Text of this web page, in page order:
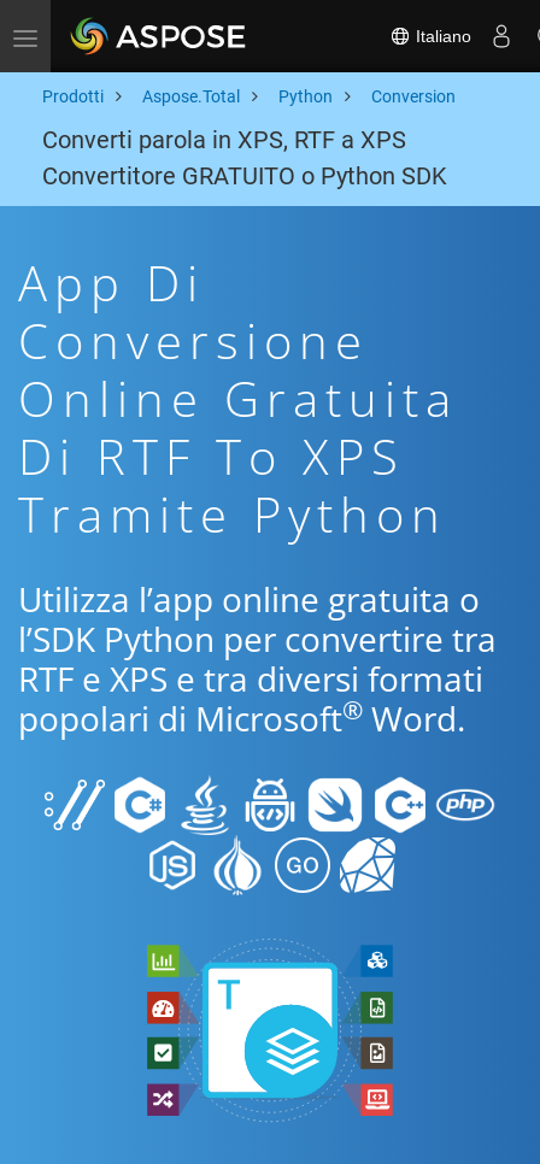
Toggle navigation Italiano
Prodotti Aspose.Total Python Conversion
Converti parola in XPS, RTF a XPS
Convertitore GRATUITO o Python SDK
App Di
Conversione
Online Gratuita
Di RTF To XPS
Tramite Python
Utilizza l’app online gratuita o
l’SDK Python per convertire tra
RTF e XPS e tra diversi formati
popolari di Microsoft® Word.